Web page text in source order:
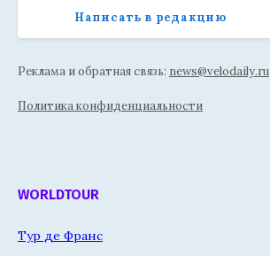
Написать в редакцию
Реклама и обратная связь: news@velodaily.ru
Политика конфиденциальности
WORLDTOUR
Тур де Франс